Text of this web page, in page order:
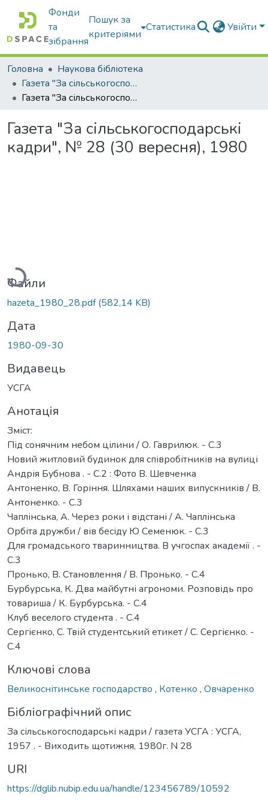
Фонди
та
зібрання
Пошук за
критеріями
Статистика Увійти
Головна
Наукова бібліотека
Газета "За сільськогосподарські кадри"
Газета "За сільськогосподарські кадри", № 28 (30 вересня), 1980
Газета "За сільськогосподарські
кадри", № 28 (30 вересня), 1980
Вантажиться...
Файли
hazeta_1980_28.pdf(582,14 KB)
Дата
1980-09-30
Видавець
УСГА
Анотація
Зміст:
Під сонячним небом цілини / О. Гаврилюк. - С.3
Новий житловий будинок для співробітників на вулиці
Андрія Бубнова . - С.2 : Фото В. Шевченка
Антоненко, В. Горіння. Шляхами наших випускників / В.
Антоненко. - С.3
Чаплінська, А. Через роки і відстані / А. Чаплінська
Орбіта дружби / вів бесіду Ю Семенюк. - С.3
Для громадського тваринництва. В учгоспах академії . -
С.3
Пронько, В. Становлення / В. Пронько. - С.4
Бурбурська, К. Два майбутні агрономи. Розповідь про
товариша / К. Бурбурська. - С.4
Клуб веселого студента . - С.4
Сергієнко, С. Твій студентський етикет / С. Сергієнко. -
С.4
Ключові слова
Великоснітинське господарство , Котенко , Овчаренко
Бібліографічний опис
За сільськогосподарські кадри / газета УСГА : УСГА,
1957 . - Виходить щотижня, 1980г. N 28
URI
https://dglib.nubip.edu.ua/handle/123456789/10592